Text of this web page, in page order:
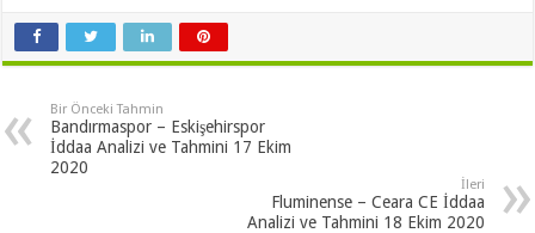
Bir Önceki Tahmin
Bandırmaspor – Eskişehirspor
İddaa Analizi ve Tahmini 17 Ekim
2020
İleri
Fluminense – Ceara CE İddaa
Analizi ve Tahmini 18 Ekim 2020